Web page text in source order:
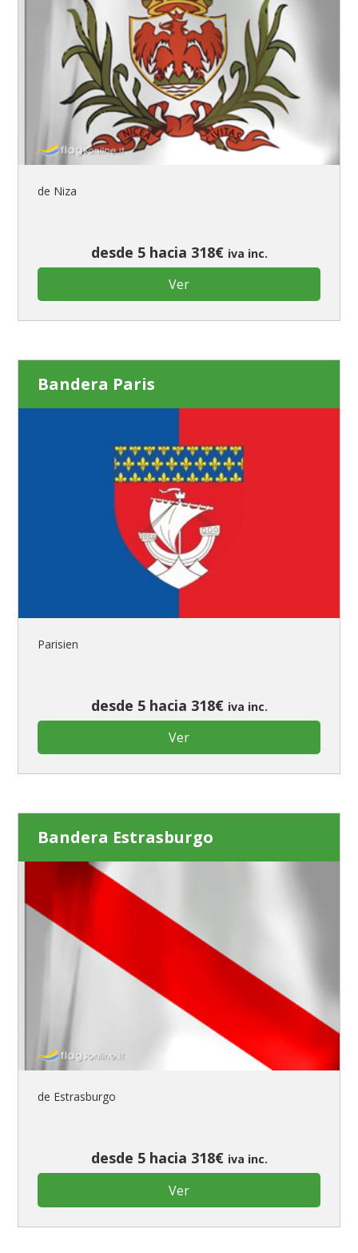
de Niza
desde 5 hacia 318€ iva inc.
Ver
Bandera Paris
Parisien
desde 5 hacia 318€ iva inc.
Ver
Bandera Estrasburgo
de Estrasburgo
desde 5 hacia 318€ iva inc.
Ver